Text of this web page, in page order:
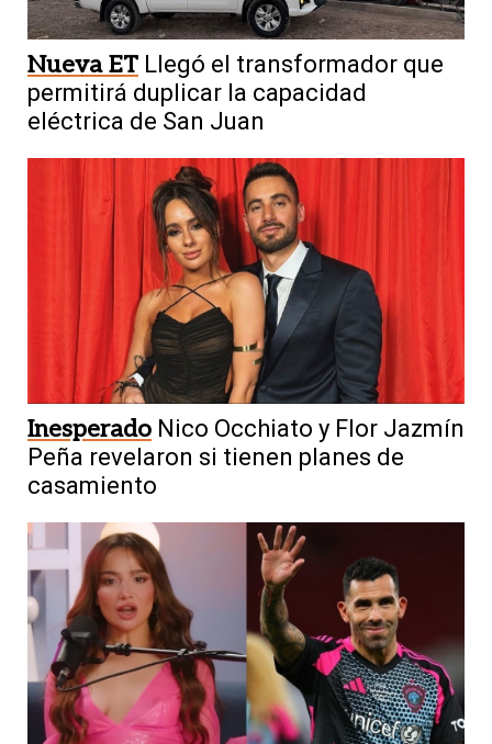
Nueva ET Llegó el transformador que
permitirá duplicar la capacidad
eléctrica de San Juan
Inesperado Nico Occhiato y Flor Jazmín
Peña revelaron si tienen planes de
casamiento